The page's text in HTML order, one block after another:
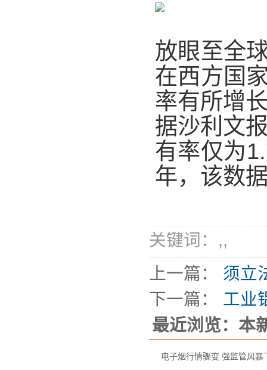
放眼至全
在西方国
率有所增
据沙利文
有率仅为
年，该数
关键词： ,,
上一篇： 须立
下一篇： 工业
最近浏览：本
电子烟行情骤变 强监管风